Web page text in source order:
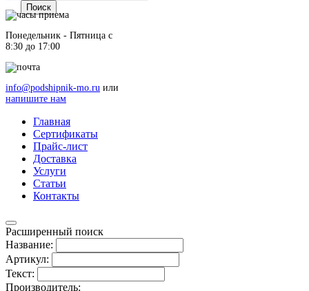
Понедельник - Пятница c
8:30 до 17:00
info@podshipnik-mo.ru или
напишите нам
Главная
Сертификаты
Прайс-лист
Доставка
Услуги
Статьи
Контакты
Расширенный поиск
Название:
Артикул:
Текст:
Производитель: